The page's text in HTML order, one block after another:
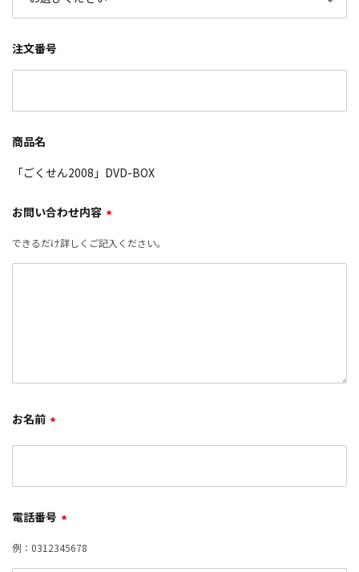
注文番号
商品名
「ごくせん2008」DVD-BOX
お問い合わせ内容 *
できるだけ詳しくご記入ください。
お名前 *
電話番号 *
例：0312345678